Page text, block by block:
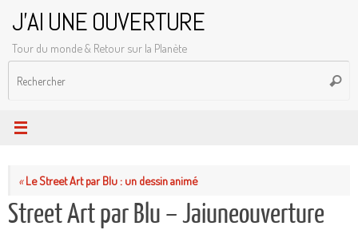
contenu
J'AI UNE OUVERTURE
Tour du monde & Retour sur la Planète
«Le Street Art par Blu : un dessin animé
Street Art par Blu – Jaiuneouverture